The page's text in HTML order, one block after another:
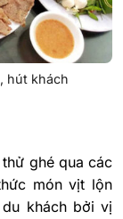
hút khách
ghé qua các
món vịt lộn
khách bởi vị